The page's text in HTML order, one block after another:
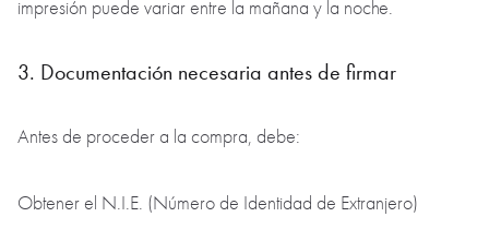
impresión puede variar entre la mañana y la noche.
3. Documentación necesaria antes de firmar
Antes de proceder a la compra, debe:
Obtener el N.I.E. (Número de Identidad de Extranjero)